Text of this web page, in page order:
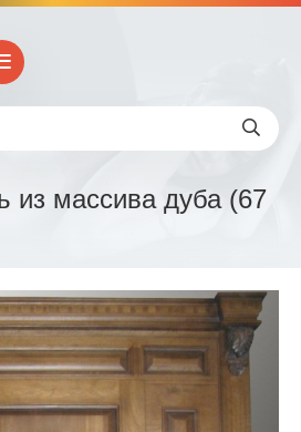
из массива дуба (67